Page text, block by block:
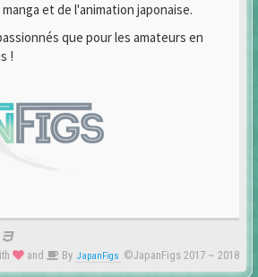
et de l'animation japonaise.
que pour les amateurs en
!
and By JapanFigs ©JapanFigs 2017 ~ 2018